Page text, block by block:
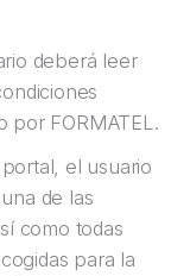
deberá leer
por FORMATEL.
el usuario
de las
como todas
para la